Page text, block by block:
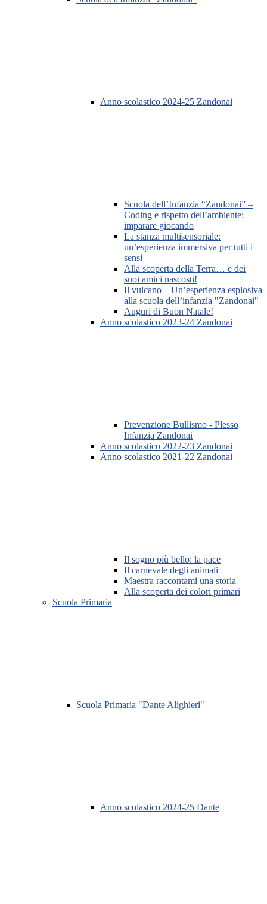
Anno scolastico 2024-25 Zandonai
Scuola dell’Infanzia “Zandonai” –
Coding e rispetto dell’ambiente:
imparare giocando
La stanza multisensoriale:
un’esperienza immersiva per tutti i
sensi
Alla scoperta della Terra… e dei
suoi amici nascosti!
Il vulcano – Un’esperienza esplosiva
alla scuola dell’infanzia "Zandonai"
Auguri di Buon Natale!
Anno scolastico 2023-24 Zandonai
Prevenzione Bullismo - Plesso
Infanzia Zandonai
Anno scolastico 2022-23 Zandonai
Anno scolastico 2021-22 Zandonai
Il sogno più bello: la pace
Il carnevale degli animali
Maestra raccontami una storia
Alla scoperta dei colori primari
Scuola Primaria
Scuola Primaria "Dante Alighieri"
Anno scolastico 2024-25 Dante